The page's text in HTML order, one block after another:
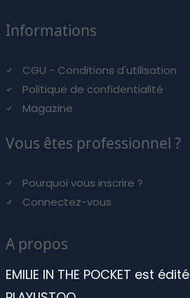
Informations
CGU - Conditions d'utilisation
Politique de confidentialité
Magazine
Vous êtes professionnel ?
Pourquoi vous inscrire ?
Connectez-vous
A propos
EMILIE IN THE POCKET est